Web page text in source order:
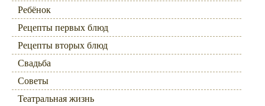
Ребёнок
Рецепты первых блюд
Рецепты вторых блюд
Свадьба
Советы
Театральная жизнь